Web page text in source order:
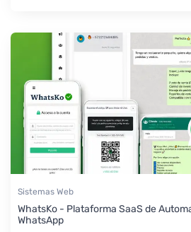
Sistemas Web
WhatsKo - Plataforma SaaS de
WhatsApp